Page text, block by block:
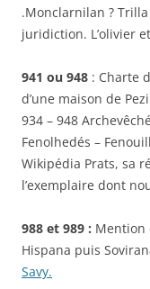
.Monclarnilan ?
juridiction. L’olivier
941 ou 948 : Charte
d’une maison de
934 – 948
Fenolhedés –
Wikipédia Prats, sa
l’exemplaire dont
988 et 989 : Mention
Hispana puis
Savy.